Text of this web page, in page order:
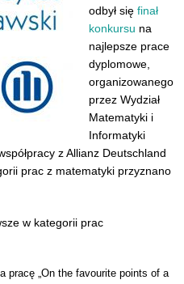
odbył się finał
konkursu na
najlepsze prace
dyplomowe,
organizowanego
przez Wydział
Matematyki i
Informatyki
z Allianz Deutschland
prac z matematyki przyznano
w kategorii prac
pracę „On the favourite points of a